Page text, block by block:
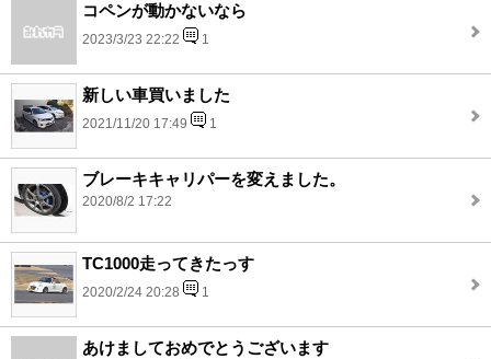
コペンが動かないなら
2023/3/23 22:22 1
新しい車買いました
2021/11/20 17:49 1
ブレーキキャリパーを変えました。
2020/8/2 17:22
TC1000走ってきたっす
2020/2/24 20:28 1
あけましておめでとうございます